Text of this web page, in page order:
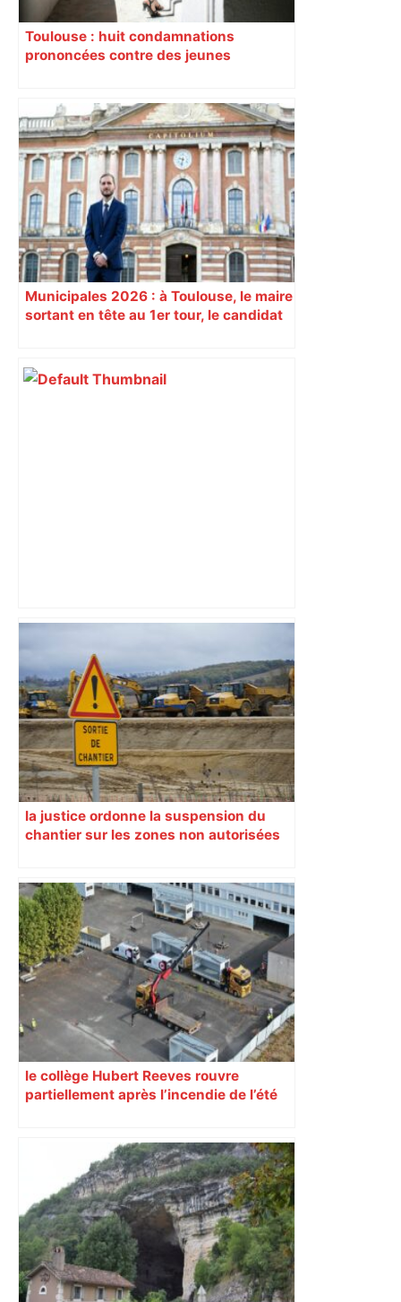
Toulouse : huit condamnations
prononcées contre des jeunes
Municipales 2026 : à Toulouse, le maire
sortant en tête au 1er tour, le candidat
une lueur d'espoir pour l'immobilier à
Toulouse ? – Actu.fr
la justice ordonne la suspension du
chantier sur les zones non autorisées
le collège Hubert Reeves rouvre
partiellement après l’incendie de l’été